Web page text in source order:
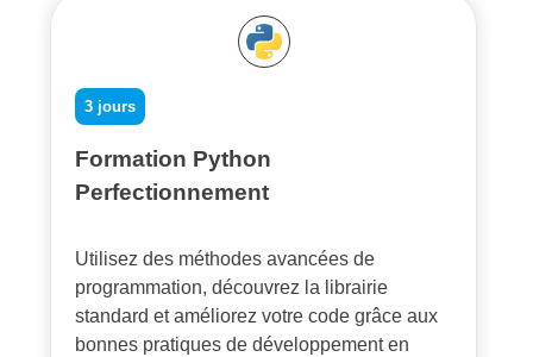
Formation Python
Perfectionnement
3 jours
Utilisez des méthodes avancées de
programmation, découvrez la librairie
standard et améliorez votre code grâce aux
bonnes pratiques de développement en